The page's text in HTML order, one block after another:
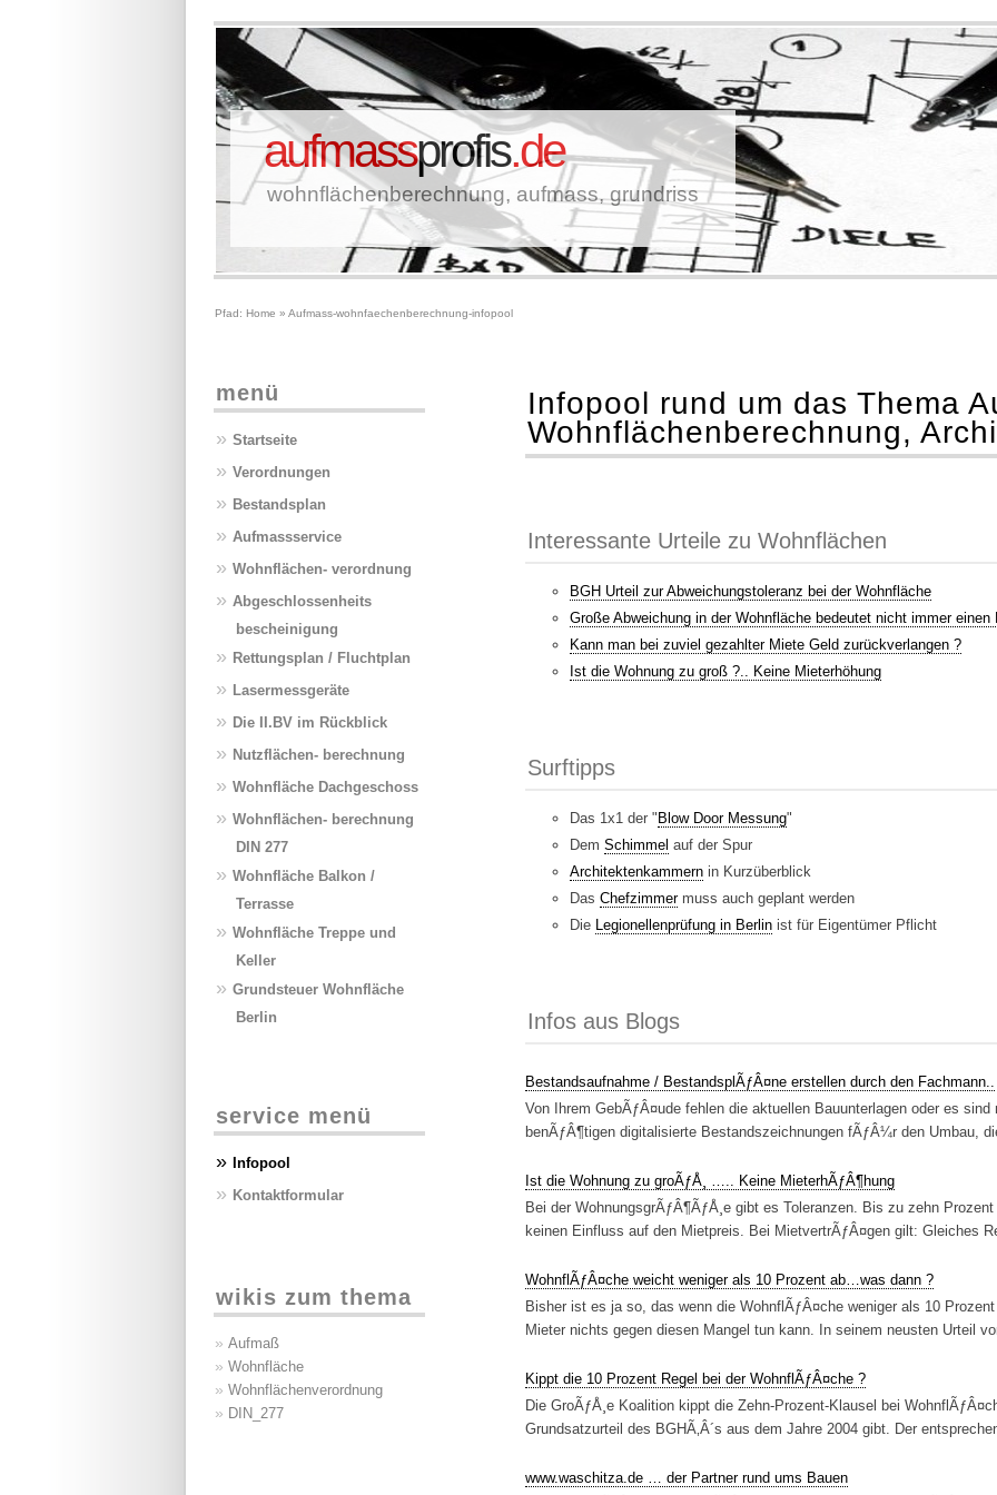
aufmassprofis.de
wohnflächenberechnung, aufmass, grundriss
Pfad: Home » Aufmass-wohnfaechenberechnung-infopool
Infopool rund um das Thema
Wohnflächenberechnung,
Interessante Urteile zu Wohnflächen
BGH Urteil zur Abweichungstoleranz bei der Wohnfläche
Große Abweichung in der Wohnfläche bedeutet nicht immer einen
Kann man bei zuviel gezahlter Miete Geld zurückverlangen ?
Ist die Wohnung zu groß ?.. Keine Mieterhöhung
Surftipps
Das 1x1 der " Blow Door Messung"
Dem Schimmel auf der Spur
Architektenkammern in Kurzüberblick
Das Chefzimmermuss auch geplant werden
Die Legionellenprüfung in Berlin ist für Eigentümer Pflicht
Infos aus Blogs
Bestandsaufnahme / BestandsplÃƒÂ¤ne erstellen durch den Fachmann..
Von Ihrem GebÃƒÂ¤ude fehlen die aktuellen Bauunterlagen oder es
benÃƒÂ¶tigen digitalisierte Bestandszeichnungen fÃƒÂ¼r den Umbau,
Ist die Wohnung zu groÃƒÅ¸ ….. Keine MieterhÃƒÂ¶hung
Bei der WohnungsgrÃƒÂ¶ÃƒÅ¸e gibt es Toleranzen. Bis zu zehn
keinen Einfluss auf den Mietpreis. Bei MietvertrÃƒÂ¤gen gilt: Gleiches
WohnflÃƒÂ¤che weicht weniger als 10 Prozent ab…was dann ?
Bisher ist es ja so, das wenn die WohnflÃƒÂ¤che weniger als 10
Mieter nichts gegen diesen Mangel tun kann. In seinem neusten Urteil
Kippt die 10 Prozent Regel bei der WohnflÃƒÂ¤che ?
Die GroÃƒÅ¸e Koalition kippt die Zehn-Prozent-Klausel bei
Grundsatzurteil des BGHÃ‚Â´s aus dem Jahre 2004 gibt. Der
www.waschitza.de … der Partner rund ums Bauen
menü
» Startseite
» Verordnungen
» Bestandsplan
» Aufmassservice
» Wohnflächen- verordnung
» Abgeschlossenheits
bescheinigung
» Rettungsplan / Fluchtplan
» Lasermessgeräte
» Die II.BV im Rückblick
» Nutzflächen- berechnung
» Wohnfläche Dachgeschoss
» Wohnflächen- berechnung
DIN 277
» Wohnfläche Balkon /
Terrasse
» Wohnfläche Treppe und
Keller
» Grundsteuer Wohnfläche
Berlin
service menü
» Infopool
» Kontaktformular
wikis zum thema
» Aufmaß
» Wohnfläche
» Wohnflächenverordnung
» DIN_277